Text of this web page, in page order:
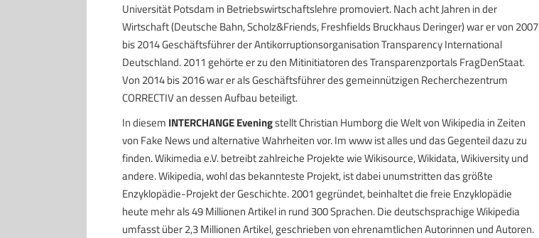
Universität Potsdam in Betriebswirtschaftslehre promoviert. Nach acht Jahren in der
Wirtschaft (Deutsche Bahn, Scholz&Friends, Freshfields Bruckhaus Deringer) war er von 2007
bis 2014 Geschäftsführer der Antikorruptionsorganisation Transparency International
Deutschland. 2011 gehörte er zu den Mitinitiatoren des Transparenzportals FragDenStaat.
Von 2014 bis 2016 war er als Geschäftsführer des gemeinnützigen Recherchezentrum
CORRECTIV an dessen Aufbau beteiligt.
In diesem INTERCHANGE Eveningstellt Christian Humborg die Welt von Wikipedia in Zeiten
von Fake News und alternative Wahrheiten vor. Im www ist alles und das Gegenteil dazu zu
finden. Wikimedia e.V. betreibt zahlreiche Projekte wie Wikisource, Wikidata, Wikiversity und
andere. Wikipedia, wohl das bekannteste Projekt, ist dabei unumstritten das größte
Enzyklopädie-Projekt der Geschichte. 2001 gegründet, beinhaltet die freie Enzyklopädie
heute mehr als 49 Millionen Artikel in rund 300 Sprachen. Die deutschsprachige Wikipedia
umfasst über 2,3 Millionen Artikel, geschrieben von ehrenamtlichen Autorinnen und Autoren.